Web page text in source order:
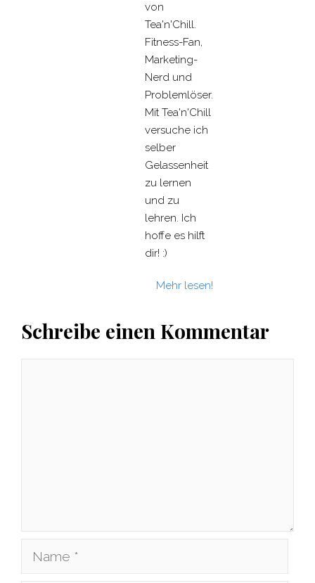
von
Tea'n'Chill.
Fitness-Fan,
Marketing-
Nerd und
Problemlöser.
Mit Tea'n'Chill
versuche ich
selber
Gelassenheit
zu lernen
und zu
lehren. Ich
hoffe es hilft
dir! :)
Mehr lesen!
Schreibe einen Kommentar
Name